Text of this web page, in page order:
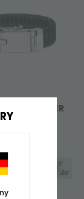
LEER
ALPHA